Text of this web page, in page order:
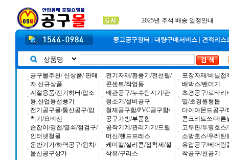
2026년 설날 배송일장 안내
중고공구장터 대량구매서비스 견적리스
공구몰추천/ 신상품/ 판매
자 신규상품
계절용품/전기히터/업소
용,산업용선풍기
전기공구몰/통신공구/압
착기/요비선
손잡이/경첩/열쇠/점검구/
인터넷철물
운반기기/하역공구/윈치/
울산공구상가
전기자재/환풍기/전선릴/
콘센트/작업등
배관공구/누수탐지기/관
청소기/설비공구
철재공구함/PVC공구함/
공구가방/부품함
공작기계/관리기기/드릴
머신/핸드프레스
케미칼/실리콘/접착제/절
삭유/구리스
포장자재/비닐접
배박스/밴더기
초경공구/로타리
밀/초경원형톱
다이아몬드공구/
콘크리트쏘/마른
고무판/투명호스
소방호스/우레탄
유압공구/베어링
착공구/천공기